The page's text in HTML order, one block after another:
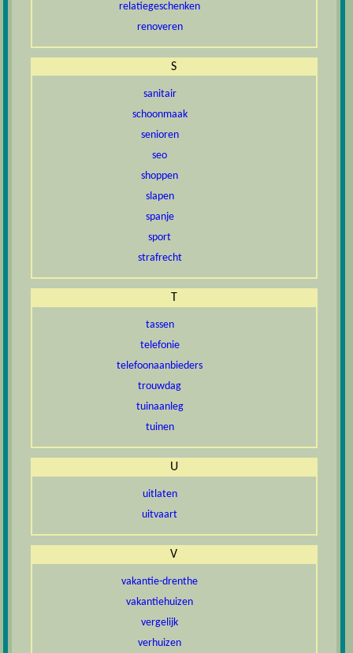
relatiegeschenken
renoveren
S
sanitair
schoonmaak
senioren
seo
shoppen
slapen
spanje
sport
strafrecht
T
tassen
telefonie
telefoonaanbieders
trouwdag
tuinaanleg
tuinen
U
uitlaten
uitvaart
V
vakantie-drenthe
vakantiehuizen
vergelijk
verhuizen